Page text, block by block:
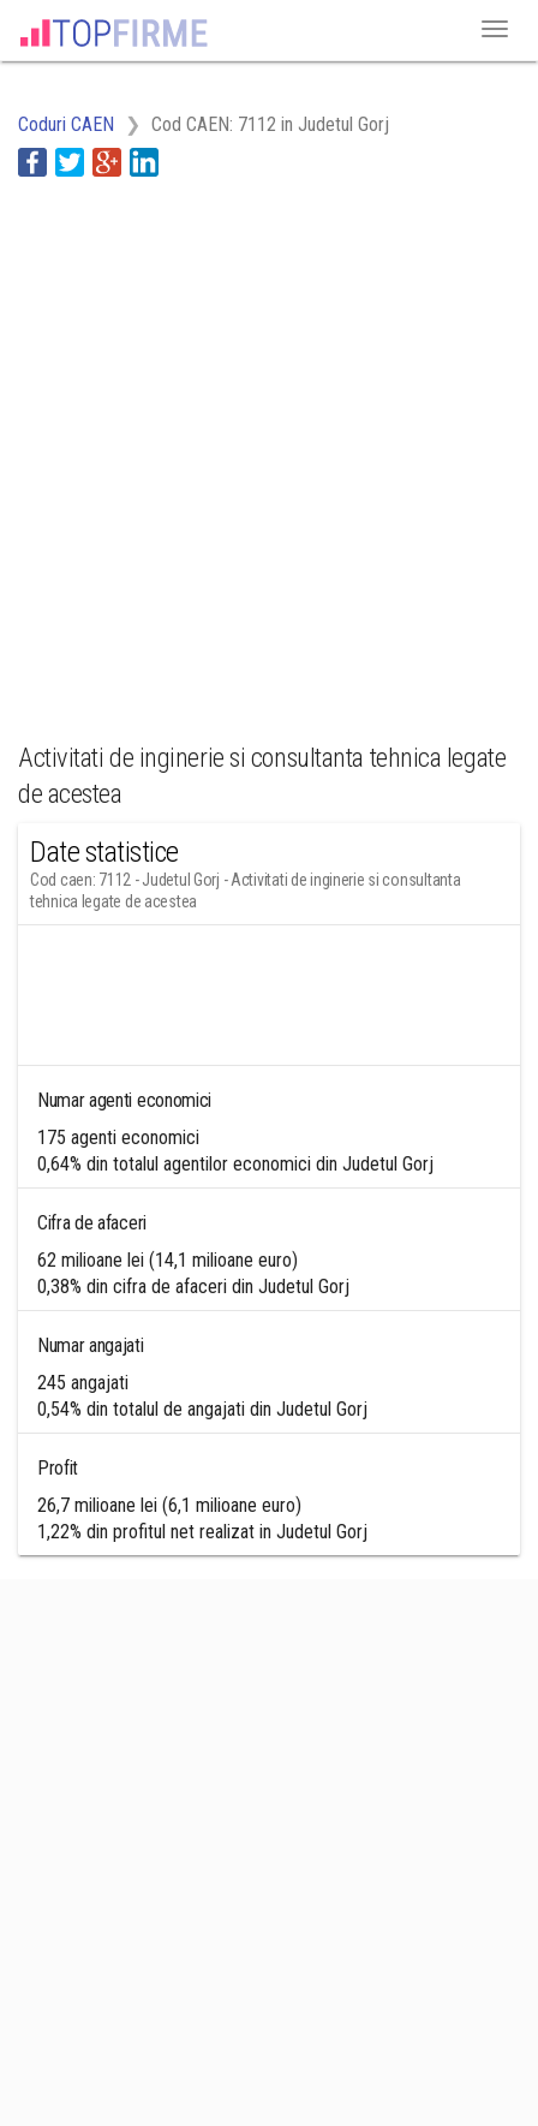
Coduri CAEN Cod CAEN: 7112 in Judetul Gorj
Activitati de inginerie si consultanta tehnica legate
de acestea
Date statistice
Cod caen: 7112 - Judetul Gorj - Activitati de inginerie si consultanta
tehnica legate de acestea
Numar agenti economici
175 agenti economici
0,64% din totalul agentilor economici din Judetul Gorj
Cifra de afaceri
62 milioane lei (14,1 milioane euro)
0,38% din cifra de afaceri din Judetul Gorj
Numar angajati
245 angajati
0,54% din totalul de angajati din Judetul Gorj
Profit
26,7 milioane lei (6,1 milioane euro)
1,22% din profitul net realizat in Judetul Gorj